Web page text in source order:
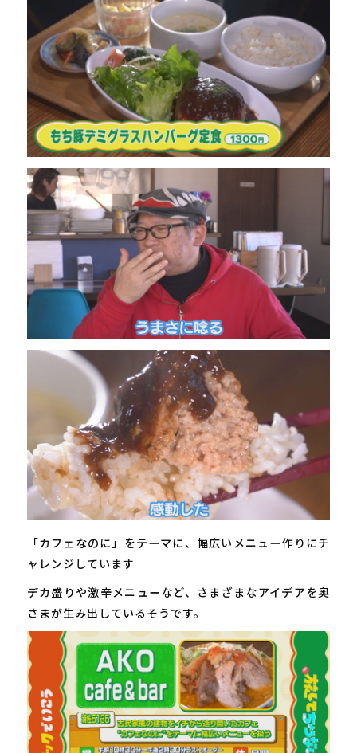
「カフェなのに」をテーマに、幅広いメニュー作りにチ
ャレンジしています
デカ盛りや激辛メニューなど、さまざまなアイデアを奥
さまが生み出しているそうです。